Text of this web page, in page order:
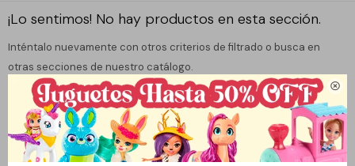

¡Lo sentimos! No hay productos en esta sección.
Inténtalo nuevamente con otros criterios de filtrado o busca en
otras secciones de nuestro catálogo.
Filtrando por: Hogar & Deco Espejos Quitar filtros